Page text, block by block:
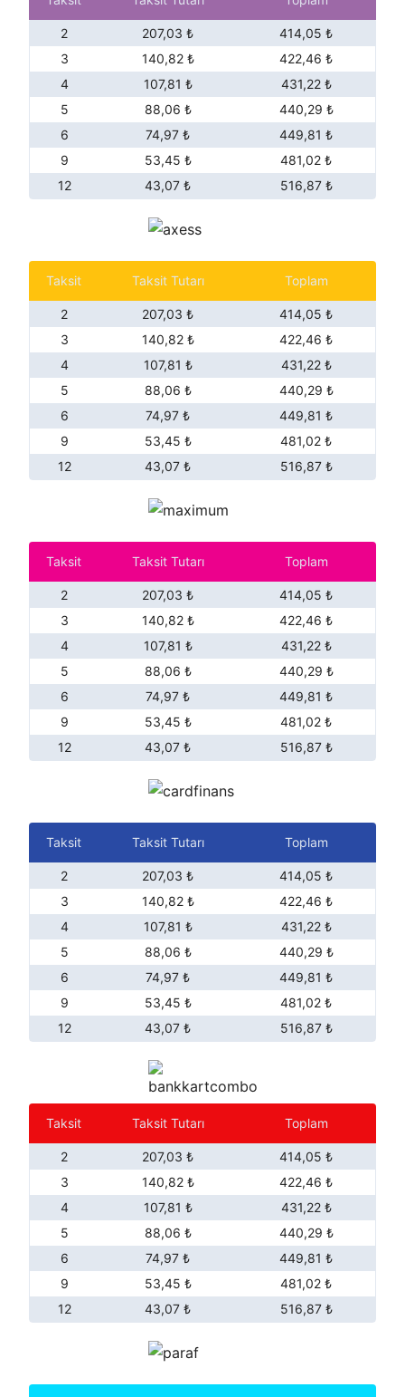
2 207,03 ₺
414,05 ₺
3
140,82 ₺
422,46 ₺
4
107,81 ₺
431,22 ₺
5
88,06 ₺
440,29 ₺
6
74,97 ₺
449,81 ₺
9
53,45 ₺
481,02 ₺
12
43,07 ₺ 516,87 ₺
Taksit Taksit Tutarı Toplam
2 207,03 ₺
414,05 ₺
3
140,82 ₺
422,46 ₺
4
107,81 ₺
431,22 ₺
5
88,06 ₺
440,29 ₺
6
74,97 ₺
449,81 ₺
9
53,45 ₺
481,02 ₺
12
43,07 ₺ 516,87 ₺
Taksit Taksit Tutarı Toplam
2 207,03 ₺
414,05 ₺
3
140,82 ₺
422,46 ₺
4
107,81 ₺
431,22 ₺
5
88,06 ₺
440,29 ₺
6
74,97 ₺
449,81 ₺
9
53,45 ₺
481,02 ₺
12
43,07 ₺ 516,87 ₺
Taksit Taksit Tutarı Toplam
2 207,03 ₺
414,05 ₺
3
140,82 ₺
422,46 ₺
4
107,81 ₺
431,22 ₺
5
88,06 ₺
440,29 ₺
6
74,97 ₺
449,81 ₺
9
53,45 ₺
481,02 ₺
12
43,07 ₺ 516,87 ₺
Taksit Taksit Tutarı Toplam
2 207,03 ₺
414,05 ₺
3
140,82 ₺
422,46 ₺
4
107,81 ₺
431,22 ₺
5
88,06 ₺
440,29 ₺
6
74,97 ₺
449,81 ₺
9
53,45 ₺
481,02 ₺
12
43,07 ₺ 516,87 ₺